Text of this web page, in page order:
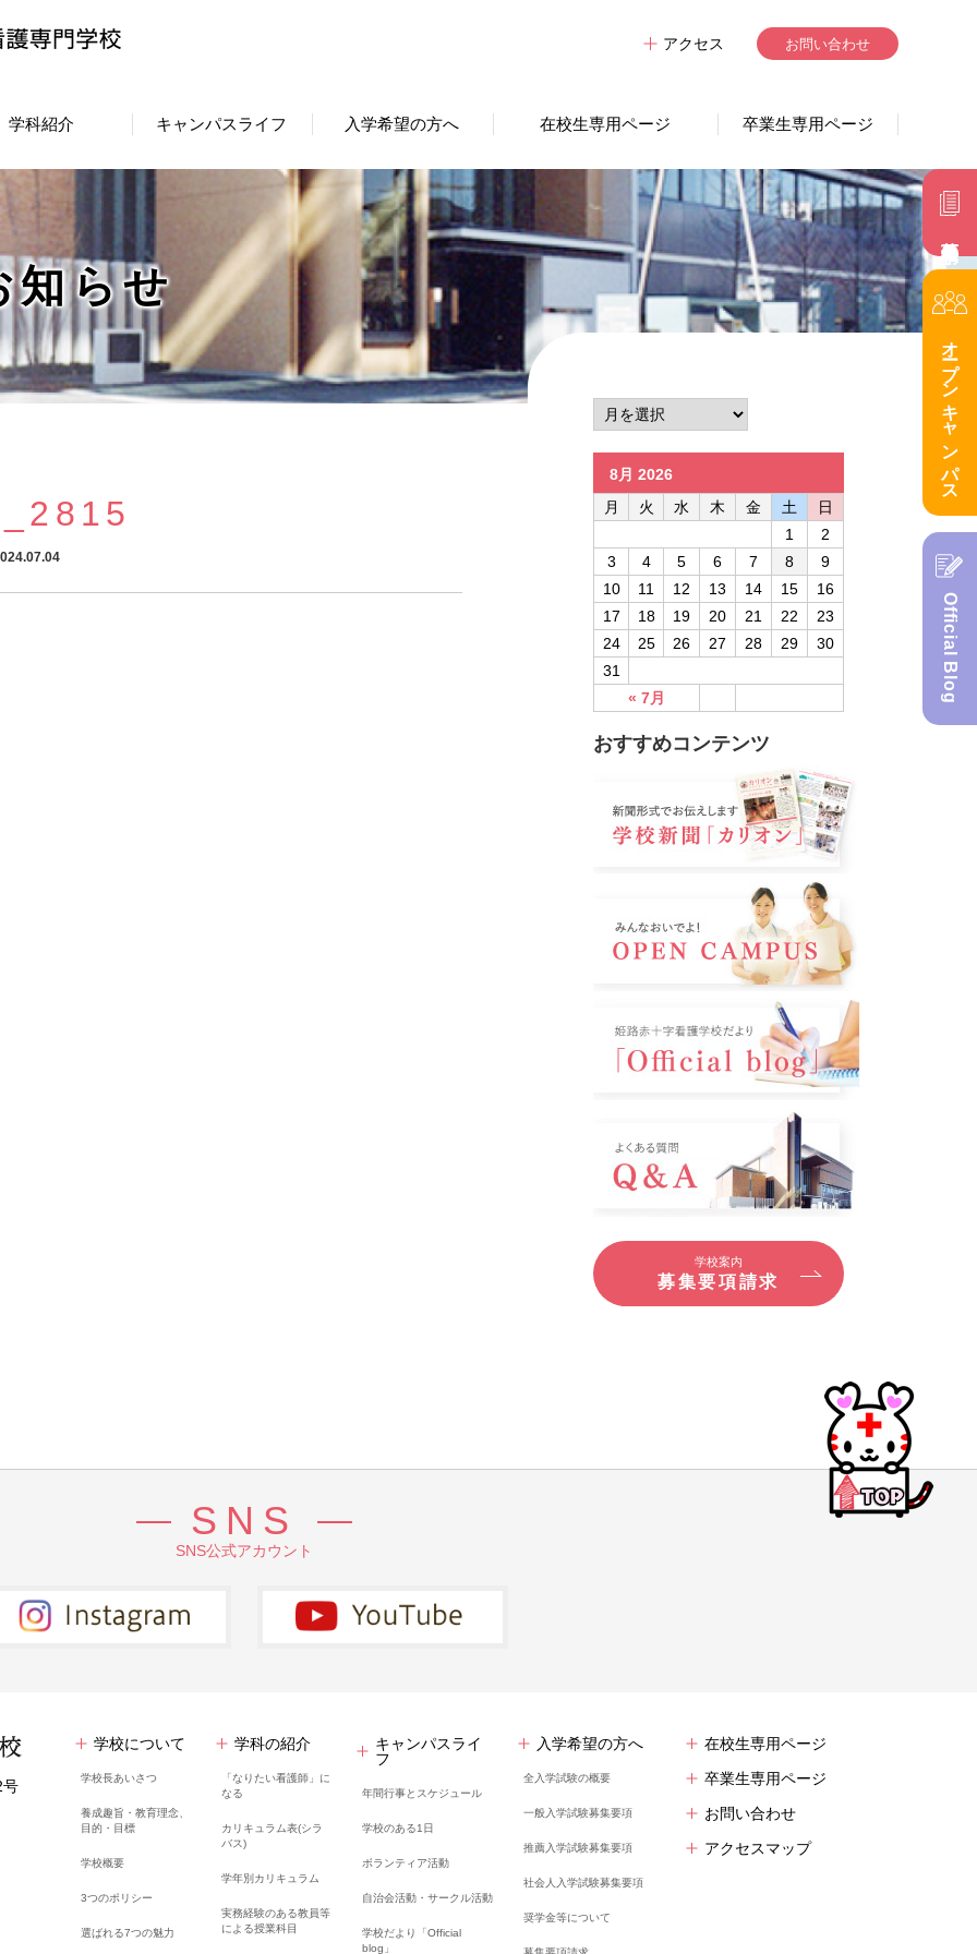
アクセス お問い合わせ
学科紹介 キャンパスライフ 入学希望の方へ 在校生専用ページ 卒業生専用ページ
オープンキャンパス
Official Blog
知らせ
8月 2026
月
火 水 木 金 土 日
« 7月
1
2
3
4 5 6 7 8
9
10
11 12 13 14 15
16
17
18 19 20 21 22
23
24
25 26 27 28 29
30
31
おすすめコンテンツ
学校案内
募集要項請求
SNS
SNS公式アカウント
号
学校について
学校長あいさつ
養成趣旨・教育理念、
目的・目標
学校概要
3つのポリシー
選ばれる7つの魅力
学科の紹介
「なりたい看護師」に
なる
カリキュラム表(シラ
バス)
学年別カリキュラム
実務経験のある教員等
による授業科目
キャンパスライ
フ
年間行事とスケジュール
学校のある1日
ボランティア活動
自治会活動・サークル活動
学校だより「Official
blog」
入学希望の方へ
全入学試験の概要
一般入学試験募集要項
推薦入学試験募集要項
社会人入学試験募集要項
奨学金等について
在校生専用ページ
卒業生専用ページ
お問い合わせ
アクセスマップ